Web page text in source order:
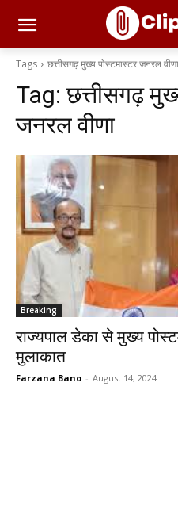
Tags छत्तीसगढ़ मुख्य पोस्टमास्टर जनरल वीणा
Tag:छत्तीसगढ़
जनरल वीणा
Breaking
राज्यपाल डेका से मुख्य
मुलाकात
Farzana Bano - August 14, 2024